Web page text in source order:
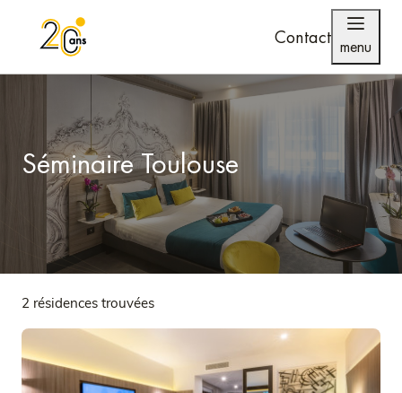
Contact menu
Séminaire Toulouse
2 résidences trouvées